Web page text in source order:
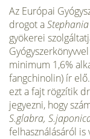
Az Európai
drogot a
gyökerei
minimum 1,6%
fangchinolin) ír
ezt a fajt rögzítik
jegyezni, hogy
S.glabra,
felhasználásáról is